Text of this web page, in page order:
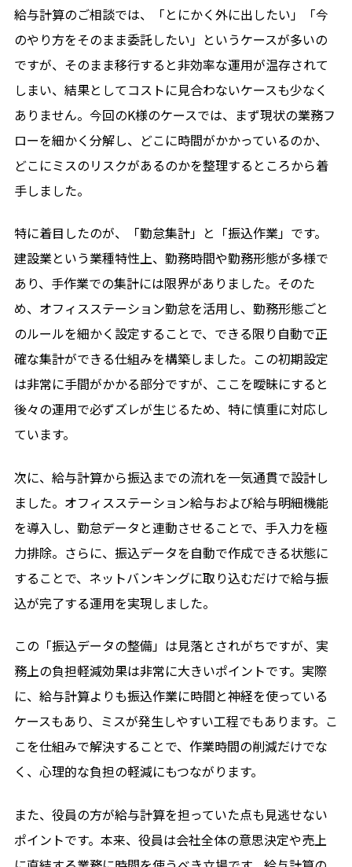
給与計算のご相談では、「とにかく外に出したい」「今
のやり方をそのまま委託したい」というケースが多いの
ですが、そのまま移行すると非効率な運用が温存されて
しまい、結果としてコストに見合わないケースも少なく
ありません。今回のK様のケースでは、まず現状の業務フ
ローを細かく分解し、どこに時間がかかっているのか、
どこにミスのリスクがあるのかを整理するところから着
手しました。
特に着目したのが、「勤怠集計」と「振込作業」です。
建設業という業種特性上、勤務時間や勤務形態が多様で
あり、手作業での集計には限界がありました。そのた
め、オフィスステーション勤怠を活用し、勤務形態ごと
のルールを細かく設定することで、できる限り自動で正
確な集計ができる仕組みを構築しました。この初期設定
は非常に手間がかかる部分ですが、ここを曖昧にすると
後々の運用で必ずズレが生じるため、特に慎重に対応し
ています。
次に、給与計算から振込までの流れを一気通貫で設計し
ました。オフィスステーション給与および給与明細機能
を導入し、勤怠データと連動させることで、手入力を極
力排除。さらに、振込データを自動で作成できる状態に
することで、ネットバンキングに取り込むだけで給与振
込が完了する運用を実現しました。
この「振込データの整備」は見落とされがちですが、実
務上の負担軽減効果は非常に大きいポイントです。実際
に、給与計算よりも振込作業に時間と神経を使っている
ケースもあり、ミスが発生しやすい工程でもあります。こ
こを仕組みで解決することで、作業時間の削減だけでな
く、心理的な負担の軽減にもつながります。
また、役員の方が給与計算を担っていた点も見逃せない
ポイントです。本来、役員は会社全体の意思決定や売上